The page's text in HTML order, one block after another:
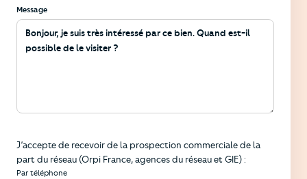
Message
J’accepte de recevoir de la prospection commerciale de la
part du réseau (Orpi France, agences du réseau et GIE) :
Par téléphone